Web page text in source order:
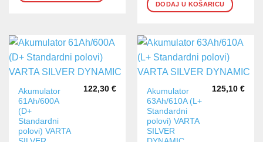
DODAJ U KOŠARICU
Akumulator
61Ah/600A
(D+
Standardni
polovi) VARTA
122,30 €
Akumulator
63Ah/610A (L+
Standardni
polovi) VARTA
SILVER
125,10 €